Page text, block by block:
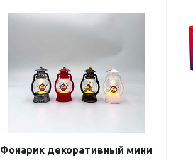
Фонарик декоративный мини